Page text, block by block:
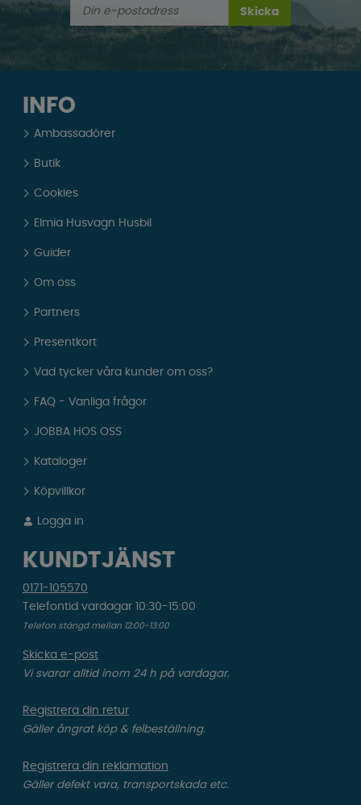
Skicka
INFO
Ambassadörer
Butik
Cookies
Elmia Husvagn Husbil
Guider
Om oss
Partners
Presentkort
Vad tycker våra kunder om oss?
FAQ - Vanliga frågor
JOBBA HOS OSS
Kataloger
Köpvillkor
Logga in
KUNDTJÄNST
0171-105570
Telefontid vardagar 10:30-15:00
Telefon stängd mellan 12:00-13:00
Skicka e-post
Vi svarar alltid inom 24 h på vardagar.
Registrera din retur
Gäller ångrat köp & felbeställning.
Registrera din reklamation
Gäller defekt vara, transportskada etc.